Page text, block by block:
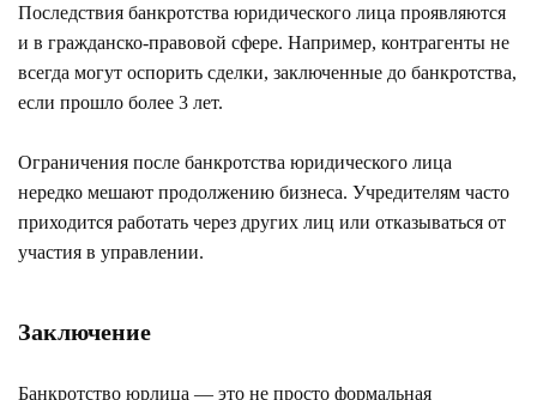
Последствия банкротства юридического лица проявляются
и в гражданско-правовой сфере. Например, контрагенты не
всегда могут оспорить сделки, заключенные до банкротства,
если прошло более 3 лет.
Ограничения после банкротства юридического лица
нередко мешают продолжению бизнеса. Учредителям часто
приходится работать через других лиц или отказываться от
участия в управлении.
Заключение
Банкротство юрлица — это не просто формальная